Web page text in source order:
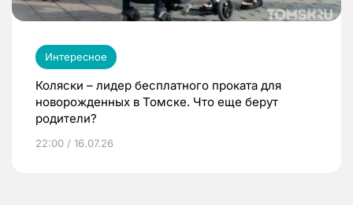
Интересное
Коляски – лидер бесплатного проката для
новорожденных в Томске. Что еще берут
родители?
22:00 / 16.07.26